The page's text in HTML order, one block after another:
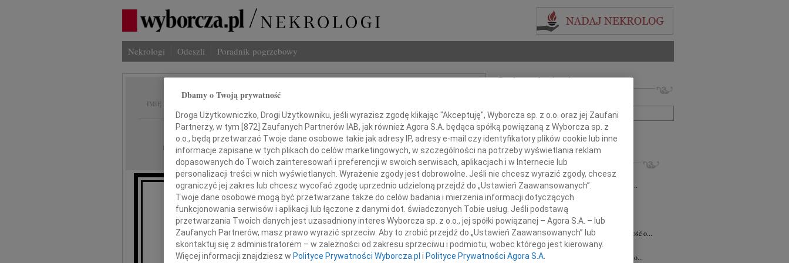
Nekrologi Odeszli Poradnik pogrzebowy
IMIĘ I NAZWISKO: Halina Wędrychowicz
REGION: Kraków
DATA EMISJI: 02.06.2010
Z najgłębszym żalem i smutkiem pożegnaliśmy
w dniu 27 maja 2010 roku
naszą Przyjaciółkę i wieloletniego Współpracownika
Szukaj nekrologów i wspomnień
+ szukanie zaawansowane
INNE NEKROLOGI
24.07.2026Kraków
Panu Jackowi Gryzło Wiceprezesowi Areny...
Karolina Witek20.07.2026
Z głębokim smutkiem i żalem przyjęliśmy...
Joanna Słowińska20.07.2026Kraków
Z olbrzymim smutkiem przyjęliśmy wiadomość o...
Joanna Słowińska 20.07.2026Kraków
Z głębokim smutkiem przyjąłem wiadomość o...
Dbamy o Twoją prywatność
Droga Użytkowniczko, Drogi Użytkowniku, jeśli wyrazisz zgodę klikając "Akceptuję", Wyborcza sp. z o.o. oraz jej Zaufani
Partnerzy, w tym [ 872 ] Zaufanych Partnerów IAB, jak również Agora S.A. będąca spółką powiązaną z Wyborcza sp. z
o.o., będą przetwarzać Twoje dane osobowe takie jak adresy IP, adresy e-mail czy identyfikatory plików cookie lub inne
informacje zapisane w tych plikach do celów marketingowych, w szczególności na potrzeby wyświetlania reklam
dopasowanych do Twoich zainteresowań i preferencji w swoich serwisach, aplikacjach i w Internecie lub
personalizacji treści w nich wyświetlanych. Wyrażenie zgody jest dobrowolne. Jeśli nie chcesz wyrazić zgody, chcesz
ograniczyć jej zakres lub chcesz wycofać zgodę uprzednio udzieloną przejdź do „Ustawień Zaawansowanych”.
Twoje dane osobowe mogą być przetwarzane także do celów badania i mierzenia informacji dotyczących
funkcjonowania serwisów i aplikacji lub łączone z danymi dot. świadczonych Tobie usług. Jeśli podstawą
przetwarzania Twoich danych jest uzasadniony interes Wyborcza sp. z o.o., jej spółki powiązanej – Agora S.A. – lub
Zaufanych Partnerów, masz prawo wyrazić sprzeciw. Aby to zrobić przejdź do „Ustawień Zaawansowanych” lub
skontaktuj się z administratorem – w zależności od zakresu sprzeciwu i podmiotu, wobec którego jest kierowany.
Więcej informacji znajdziesz w Polityce Prywatności Wyborcza.pl i Polityce Prywatności Agora S.A.